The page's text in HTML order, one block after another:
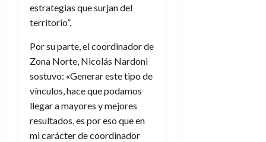
estrategias que surjan del
territorio”.
Por su parte, el coordinador de
Zona Norte, Nicolás Nardoni
sostuvo: «Generar este tipo de
vínculos, hace que podamos
llegar a mayores y mejores
resultados, es por eso que en
mi carácter de coordinador